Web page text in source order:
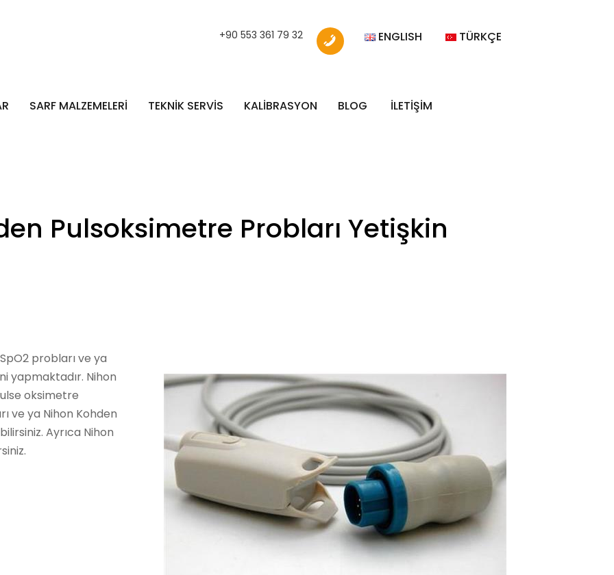
+90 553 361 79 32 ENGLISH TÜRKÇE
SARF MALZEMELERİ TEKNİK SERVİS KALİBRASYON BLOG İLETİŞİM
Pulsoksimetre Probları Yetişkin
probları ve ya
yapmaktadır. Nihon
oksimetre
ve ya Nihon Kohden
Ayrıca Nihon